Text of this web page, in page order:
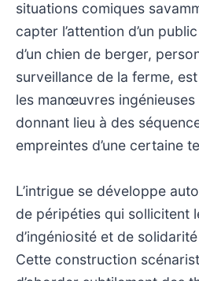
situations comiques
capter l’attention d’un
d’un chien de berger,
surveillance de la ferme,
les manœuvres ingénieuses
donnant lieu à des
empreintes d’une certaine
L’intrigue se développe
de péripéties qui sollicitent
d’ingéniosité et de
Cette construction